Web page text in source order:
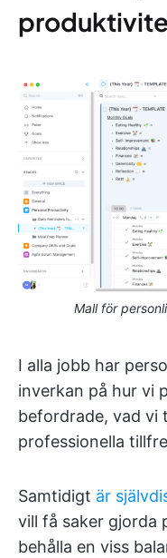
Mall för
I alla jobb har
inverkan på hur vi
befordrade, vad vi
professionella
Samtidigt är
vill få saker gjorda
behålla en viss